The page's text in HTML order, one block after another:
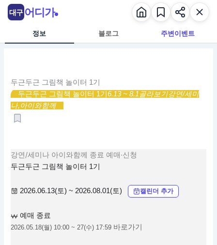
정보 블로그 주변이벤트
두근두근 그림책 놀이터 1기
두근두근 그림책 놀이터 1기6.13 ~ 8.1골라보기강연/세미
나,아이와함께
강연/세미나 아이와함께 종료 예매·신청
두근두근 그림책 놀이터 1기
2026.06.13(토) ~ 2026.08.01(토) 캘린더 추가
예매 종료
2026.05.18(월) 10:00 ~ 27(수) 17:59 바로가기
대구 어디가